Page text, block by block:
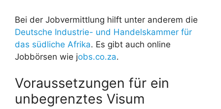
Bei der Jobvermittlung hilft unter anderem die
Deutsche Industrie- und Handelskammer für
das südliche Afrika. Es gibt auch online
Jobbörsen wie jobs.co.za.
Voraussetzungen für ein
unbegrenztes Visum